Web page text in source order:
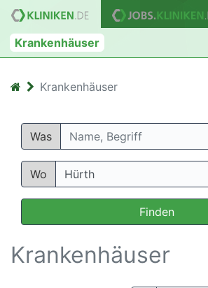
Krankenhäuser
Krankenhäuser
Was
Wo
Finden
Krankenhäuser